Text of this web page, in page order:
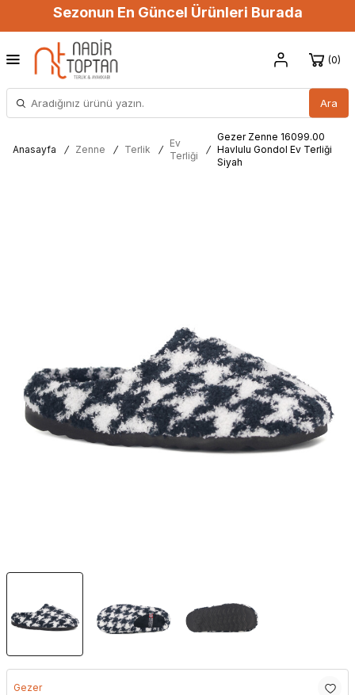
Sezonun En Güncel Ürünleri Burada
Ara
0
Anasayfa / Zenne / Terlik /
Ev
Terliği
/
Gezer Zenne 16099.00
Havlulu Gondol Ev Terliği
Siyah
Gezer